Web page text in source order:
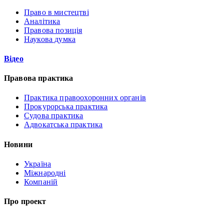
Право в мистецтві
Аналітика
Правова позиція
Наукова думка
Відео
Правова практика
Практика правоохоронних органів
Прокурорська практика
Судова практика
Адвокатська практика
Новини
Україна
Міжнародні
Компаній
Про проект